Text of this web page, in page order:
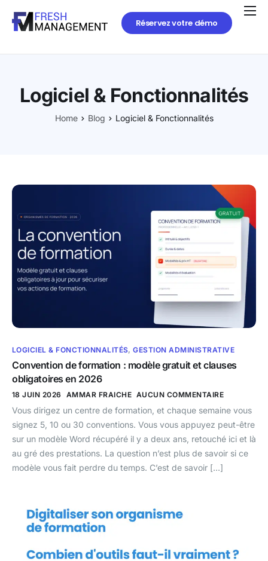
Réservez votre démo
Logiciel & Fonctionnalités
Home Blog Logiciel & Fonctionnalités
LOGICIEL & FONCTIONNALITÉS,GESTION ADMINISTRATIVE
Convention de formation : modèle gratuit et clauses
obligatoires en 2026
18 JUIN 2026 AMMAR FRAICHE AUCUN COMMENTAIRE
Vous dirigez un centre de formation, et chaque semaine vous
signez 5, 10 ou 30 conventions. Vous vous appuyez peut-être
sur un modèle Word récupéré il y a deux ans, retouché ici et là
au gré des prestations. La question n’est plus de savoir si ce
modèle vous fait perdre du temps. C’est de savoir […]